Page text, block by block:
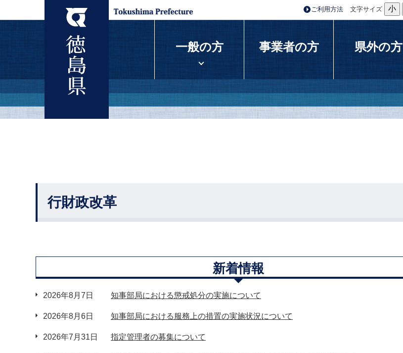
ご利用方法 文字サイズ 小
一般の方 事業者の方 県外の方
行財政改革
新着情報
2026年8月7日 知事部局における懲戒処分の実施について
2026年8月6日 知事部局における服務上の措置の実施状況について
2026年7月31日 指定管理者の募集について